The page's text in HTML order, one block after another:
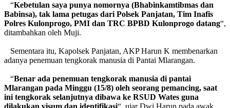
“Kebetulan saya punya nomornya (Bhabinkamtibmas dan
Babinsa), tak lama petugas dari Polsek Panjatan, Tim Inafis
Polres Kulonprogo, PMI dan TRC BPBD Kulonprogo datang“,
ditambahkan oleh Muji.
Sementara itu, Kapolsek Panjatan, AKP Harun K membenarkan
adanya penemuan tengkorak manusia di Pantai Mlarangan.
“Benar ada penemuan tengkorak manusia di pantai
Mlarangan pada Minggu (15/8) oleh seorang pemancing, saat
ini tengkorak selanjutnya dibawa ke RSUD Wates guna